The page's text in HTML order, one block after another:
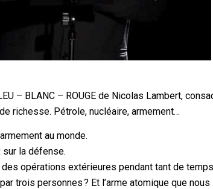
– BLANC – ROUGE de Nicolas Lambert,
richesse. Pétrole, nucléaire, armement…
au monde.
la défense.
opérations extérieures pendant tant de
trois personnes ? Et l’arme atomique que nous